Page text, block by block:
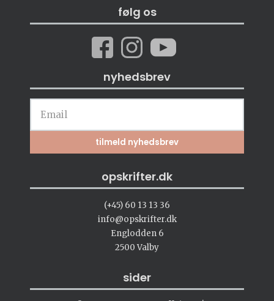
følg os
nyhedsbrev
opskrifter.dk
(+45) 60 13 13 36
info@opskrifter.dk
Englodden 6
2500 Valby
sider